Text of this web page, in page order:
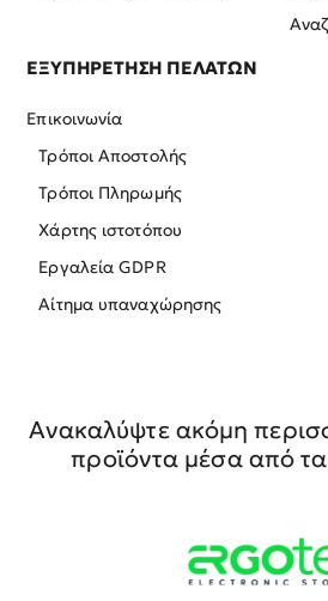
ΕΞΥΠΗΡΕΤΗΣΗ ΠΕΛΑΤΩΝ
Επικοινωνία
Τρόποι Αποστολής
Τρόποι Πληρωμής
Χάρτης ιστοτόπου
Εργαλεία GDPR
Αίτημα υπαναχώρησης
Ανακαλύψτε ακόμη
προϊόντα μέσα από